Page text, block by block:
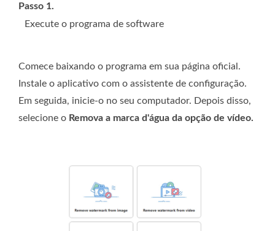
Passo 1.
Execute o programa de software
Comece baixando o programa em sua página oficial.
Instale o aplicativo com o assistente de configuração.
Em seguida, inicie-o no seu computador. Depois disso,
selecione o Remova a marca d'água da opção de vídeo.